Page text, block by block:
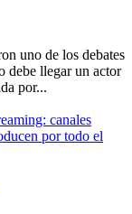
uno de los debates
debe llegar un actor
por...